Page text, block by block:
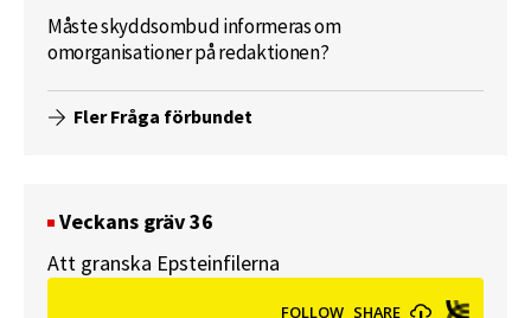
Måste skyddsombud informeras om
omorganisationer på redaktionen?
Fler Fråga förbundet
Veckans gräv 36
Att granska Epsteinfilerna